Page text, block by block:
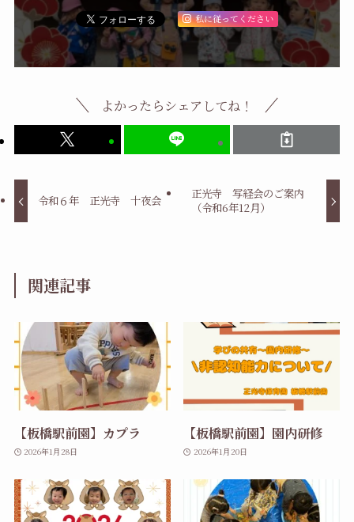
私に従ってください
よかったらシェアしてね！
令和６年 正光寺 十夜会
正光寺 写経会のご案内
（令和6年12月）
関連記事
【板橋駅前園】カプラ
2026年1月28日
【板橋駅前園】園内研修
2026年1月20日